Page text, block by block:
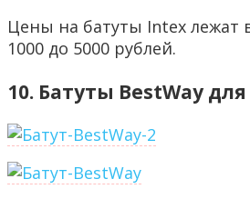
Цены на батуты Intex лежат
1000 до 5000 рублей.
10. Батуты BestWay